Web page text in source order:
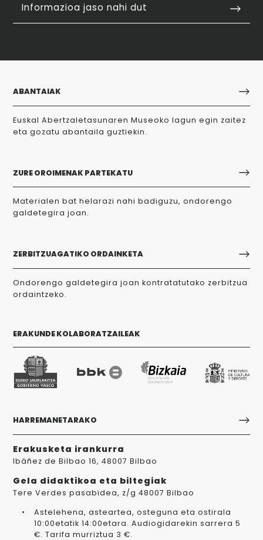
Informazioa jaso nahi dut
ABANTAIAK
Euskal Abertzaletasunaren Museoko lagun egin zaitez
eta gozatu abantaila guztiekin.
ZURE OROIMENAK PARTEKATU
Materialen bat helarazi nahi badiguzu, ondorengo
galdetegira joan.
ZERBITZUAGATIKO ORDAINKETA
Ondorengo galdetegira joan kontratatutako zerbitzua
ordaintzeko.
ERAKUNDE KOLABORATZAILEAK
HARREMANETARAKO
Erakusketa irankurra
Ibáñez de Bilbao 16, 48007 Bilbao
Gela didaktikoa eta biltegiak
Tere Verdes pasabidea, z/g 48007 Bilbao
Astelehena, asteartea, osteguna eta ostirala
10:00etatik 14:00etara. Audiogidarekin sarrera 5
€. Tarifa murriztua 3 €.